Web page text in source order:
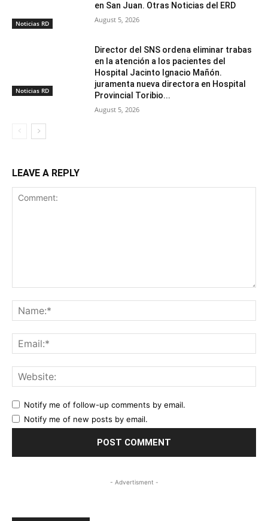
Noticias RD
en San Juan. Otras Noticias del ERD
August 5, 2026
Noticias RD
Director del SNS ordena eliminar trabas
en la atención a los pacientes del
Hospital Jacinto Ignacio Mañón.
juramenta nueva directora en Hospital
Provincial Toribio...
August 5, 2026
LEAVE A REPLY
Notify me of follow-up comments by email.
Notify me of new posts by email.
- Advertisment -